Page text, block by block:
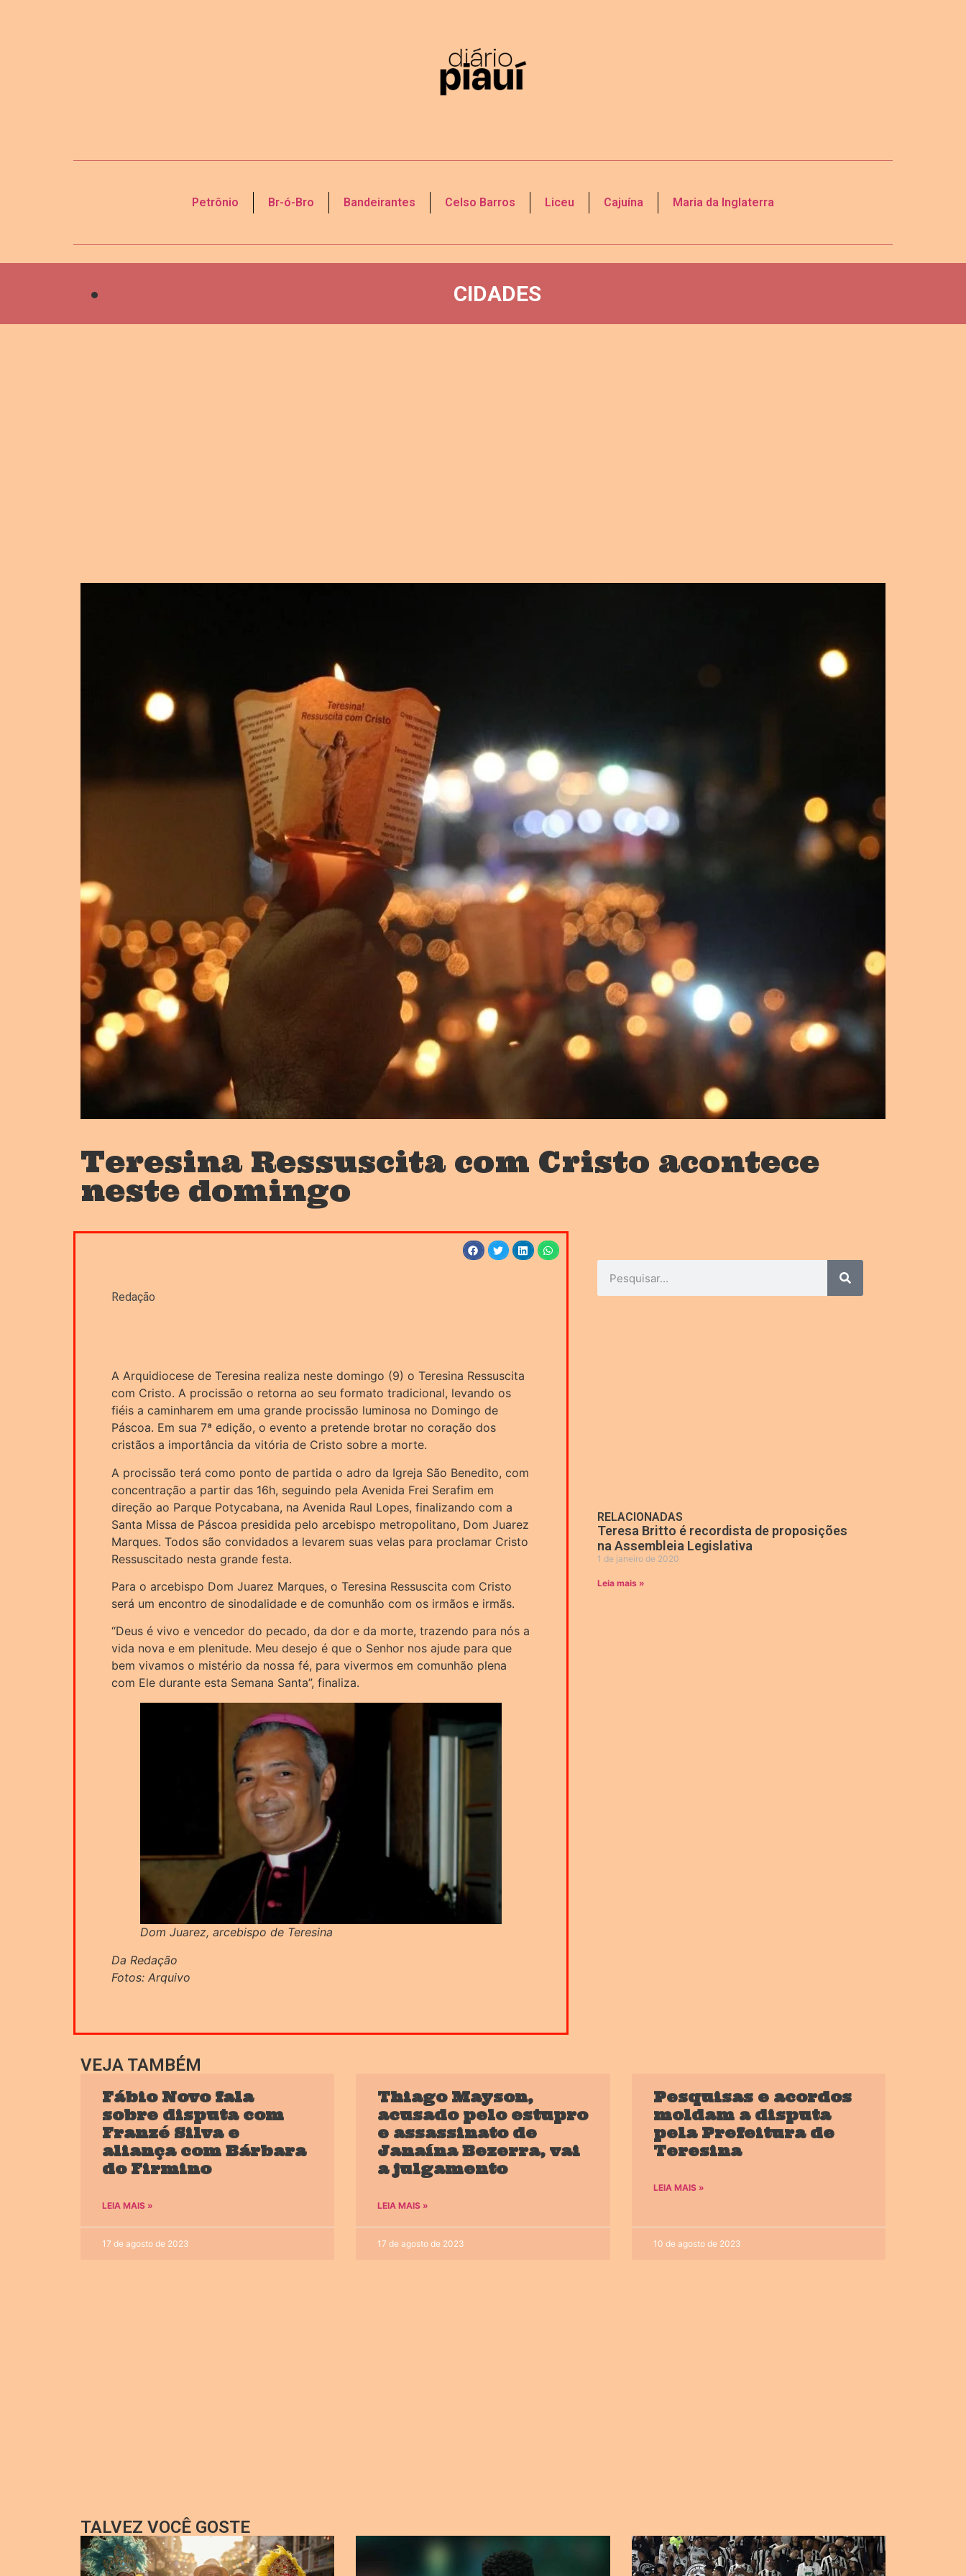
Petrônio Br-ó-Bro Bandeirantes Celso Barros Liceu Cajuína Maria da Inglaterra
CIDADES
Teresina Ressuscita com Cristo acontece
neste domingo
Redação
A Arquidiocese de Teresina realiza neste domingo (9) o Teresina Ressuscita
com Cristo. A procissão o retorna ao seu formato tradicional, levando os
fiéis a caminharem em uma grande procissão luminosa no Domingo de
Páscoa. Em sua 7ª edição, o evento a pretende brotar no coração dos
cristãos a importância da vitória de Cristo sobre a morte.
A procissão terá como ponto de partida o adro da Igreja São Benedito, com
concentração a partir das 16h, seguindo pela Avenida Frei Serafim em
direção ao Parque Potycabana, na Avenida Raul Lopes, finalizando com a
Santa Missa de Páscoa presidida pelo arcebispo metropolitano, Dom Juarez
Marques. Todos são convidados a levarem suas velas para proclamar Cristo
Ressuscitado nesta grande festa.
Para o arcebispo Dom Juarez Marques, o Teresina Ressuscita com Cristo
será um encontro de sinodalidade e de comunhão com os irmãos e irmãs.
“Deus é vivo e vencedor do pecado, da dor e da morte, trazendo para nós a
vida nova e em plenitude. Meu desejo é que o Senhor nos ajude para que
bem vivamos o mistério da nossa fé, para vivermos em comunhão plena
com Ele durante esta Semana Santa”, finaliza.
Dom Juarez, arcebispo de Teresina
Da Redação
Fotos: Arquivo
RELACIONADAS
Teresa Britto é recordista de proposições
na Assembleia Legislativa
1 de janeiro de 2020
Leia mais »
VEJA TAMBÉM
Fábio Novo fala
sobre disputa com
Franzé Silva e
aliança com Bárbara
do Firmino
LEIA MAIS »
17 de agosto de 2023
Thiago Mayson,
acusado pelo estupro
e assassinato de
Janaína Bezerra, vai
a julgamento
LEIA MAIS »
17 de agosto de 2023
Pesquisas e acordos
moldam a disputa
pela Prefeitura de
Teresina
LEIA MAIS »
10 de agosto de 2023
TALVEZ VOCÊ GOSTE